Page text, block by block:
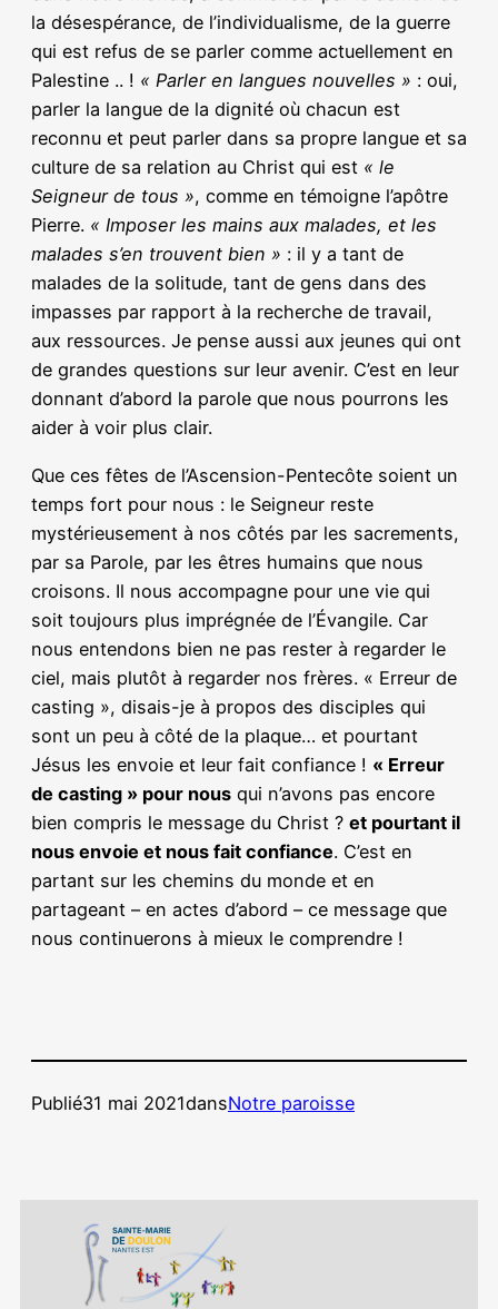
la désespérance, de l’individualisme, de la guerre
qui est refus de se parler comme actuellement en
Palestine .. ! « Parler en langues nouvelles » : oui,
parler la langue de la dignité où chacun est
reconnu et peut parler dans sa propre langue et sa
culture de sa relation au Christ qui est « le
Seigneur de tous », comme en témoigne l’apôtre
Pierre. « Imposer les mains aux malades, et les
malades s’en trouvent bien » : il y a tant de
malades de la solitude, tant de gens dans des
impasses par rapport à la recherche de travail,
aux ressources. Je pense aussi aux jeunes qui ont
de grandes questions sur leur avenir. C’est en leur
donnant d’abord la parole que nous pourrons les
aider à voir plus clair.
Que ces fêtes de l’Ascension-Pentecôte soient un
temps fort pour nous : le Seigneur reste
mystérieusement à nos côtés par les sacrements,
par sa Parole, par les êtres humains que nous
croisons. Il nous accompagne pour une vie qui
soit toujours plus imprégnée de l’Évangile. Car
nous entendons bien ne pas rester à regarder le
ciel, mais plutôt à regarder nos frères. « Erreur de
casting », disais-je à propos des disciples qui
sont un peu à côté de la plaque… et pourtant
Jésus les envoie et leur fait confiance ! « Erreur
de casting » pour nous qui n’avons pas encore
bien compris le message du Christ ? et pourtant il
nous envoie et nous fait confiance. C’est en
partant sur les chemins du monde et en
partageant – en actes d’abord – ce message que
nous continuerons à mieux le comprendre !
Publié31 mai 2021dansNotre paroisse